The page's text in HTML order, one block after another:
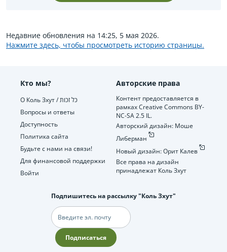
Недавние обновления на 14:25, 5 мая 2026.
Нажмите здесь, чтобы просмотреть историю страницы.
Кто мы?
О Коль Зхут / כל זכות
Вопросы и ответы
Доступность
Политика сайта
Будьте с нами на связи!
Для финансовой поддержки
Войти
Авторские права
Контент предоставляется в
рамках Creative Commons BY-
NC-SA 2.5 IL.
Авторский дизайн: Моше
Либерман
Новый дизайн: Орит Калев
Все права на дизайн
принадлежат Коль Зхут
Подпишитесь на рассылку "Коль Зхут"
Электронная
почта
Подписаться